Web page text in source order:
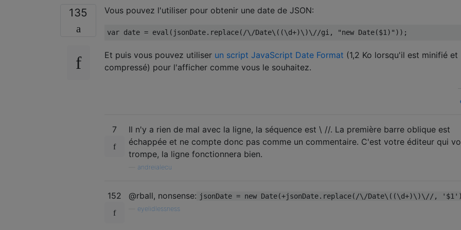
135 Vous pouvez l'utiliser pour obtenir une date de JSON:
var date = eval ( jsonDate. replace( /\/Date\((\d+)\)\//gi , "new Date($1)" ));
Et puis vous pouvez utiliser un script JavaScript Date Format (1,2 Ko lorsqu'il est minifié et
compressé) pour l'afficher comme vous le souhaitez.
7
Il n'y a rien de mal avec la ligne, la séquence est \ //. La première barre oblique est
échappée et ne compte donc pas comme un commentaire. C'est votre éditeur qui
trompe, la ligne fonctionnera bien.
andreialecu
152 @rball, nonsense: jsonDate = new Date(+jsonDate.replace(/\/Date\((\d+)\)\//,
eyelidlessness